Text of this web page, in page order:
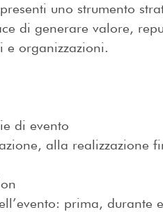
uno strumento
di generare valore,
organizzazioni.
di evento
alla realizzazione
prima, durante